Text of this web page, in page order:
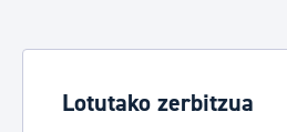
Lotutako zerbitzua